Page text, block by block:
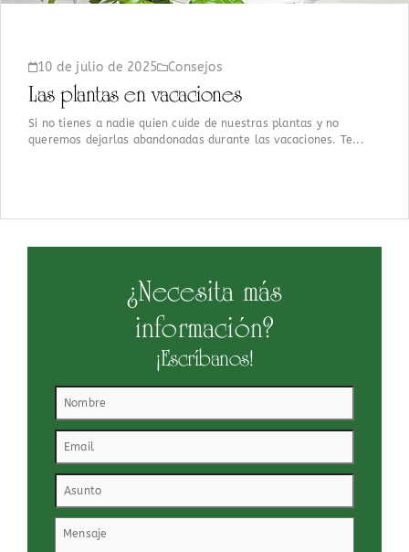
10 de julio de 2025 Consejos
Las plantas en vacaciones
Si no tienes a nadie quien cuide de nuestras plantas y no
queremos dejarlas abandonadas durante las vacaciones. Te...
¿Necesita más
información?
¡Escríbanos!